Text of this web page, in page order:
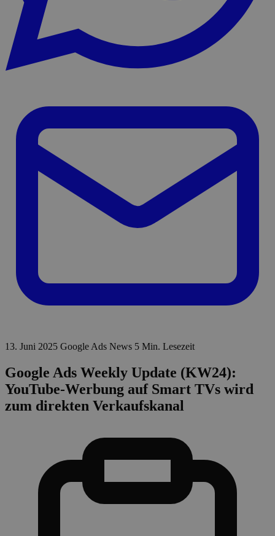
13. Juni 2025 Google Ads News 5 Min. Lesezeit
Google Ads Weekly Update (KW24):
YouTube-Werbung auf Smart TVs wird
zum direkten Verkaufskanal